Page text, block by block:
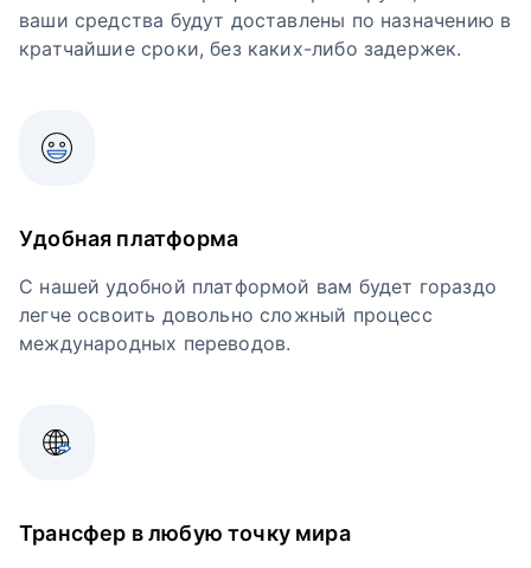
ваши средства будут доставлены по назначению в
кратчайшие сроки, без каких-либо задержек.
Удобная платформа
С нашей удобной платформой вам будет гораздо
легче освоить довольно сложный процесс
международных переводов.
Трансфер в любую точку мира